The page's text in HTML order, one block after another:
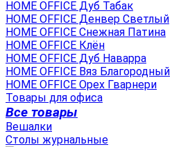
HOME OFFICE Дуб Табак
HOME OFFICE Денвер Светлый
HOME OFFICE Снежная Патина
HOME OFFICE Клён
HOME OFFICE Дуб Наварра
HOME OFFICE Вяз Благородный
HOME OFFICE Орех Гварнери
Товары для офиса
Все товары
Вешалки
Столы журнальные